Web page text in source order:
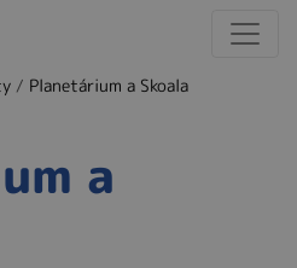
/ Planetárium a Skoala
a